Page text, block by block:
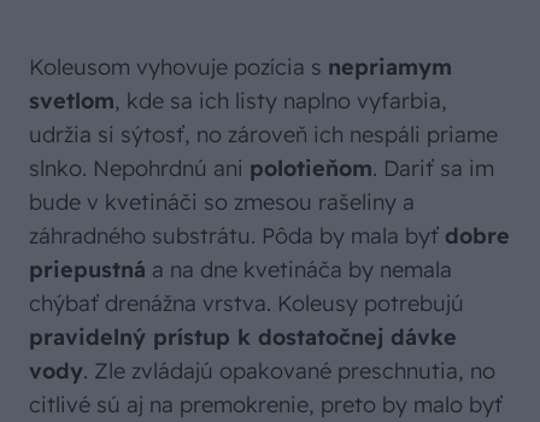
Koleusom vyhovuje pozícia s nepriamym
svetlom, kde sa ich listy naplno vyfarbia,
udržia si sýtosť, no zároveň ich nespáli priame
slnko. Nepohrdnú ani polotieňom. Dariť sa im
bude v kvetináči so zmesou rašeliny a
záhradného substrátu. Pôda by mala byť dobre
priepustná a na dne kvetináča by nemala
chýbať drenážna vrstva. Koleusy potrebujú
pravidelný prístup k dostatočnej dávke
vody. Zle zvládajú opakované preschnutia, no
citlivé sú aj na premokrenie, preto by malo byť